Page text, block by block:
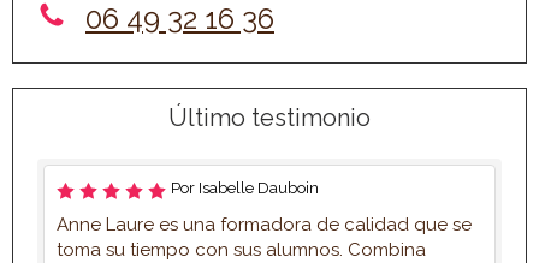
06 49 32 16 36
Último testimonio
Por Isabelle Dauboin
Anne Laure es una formadora de calidad que se
toma su tiempo con sus alumnos. Combina